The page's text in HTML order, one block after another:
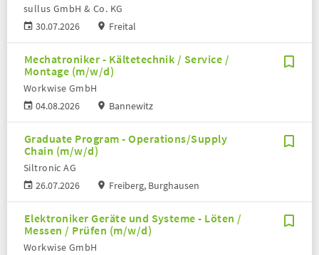
30.07.2026
sullus GmbH & Co. KG
Freital
Mechatroniker - Kältetechnik / Service /
Montage (m/w/d)
04.08.2026
Workwise GmbH
Bannewitz
Graduate Program - Operations/Supply
Chain (m/w/d)
26.07.2026
Siltronic AG
Freiberg, Burghausen
Elektroniker Geräte und Systeme - Löten /
Messen / Prüfen (m/w/d)
Workwise GmbH